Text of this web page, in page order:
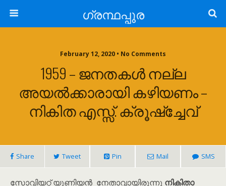
ഗ്രന്ഥപ്പുര
February 12, 2020 • No Comments
1959 – ജനതകൾ നല്ല
അയൽക്കാരായി കഴിയണം –
നികിത എസ്സ്. ക്രൂഷ്‌ച്ചേവ്
Share Tweet Pin Mail SMS
സോവിയറ്റ് യൂണിയൻ നേതാവായിരുന്നു നികിതാ